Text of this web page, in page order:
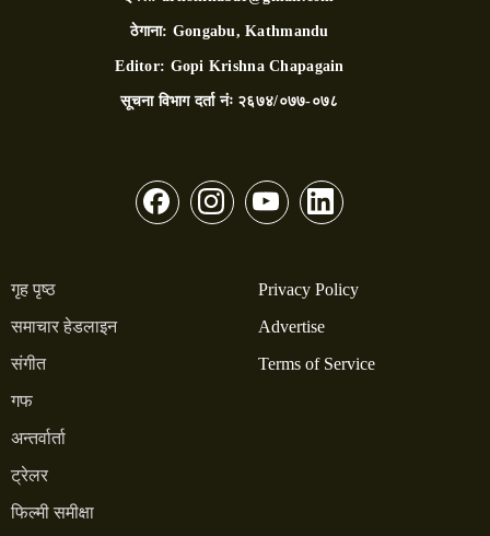
ठेगाना: Gongabu, Kathmandu
Editor: Gopi Krishna Chapagain
सूचना विभाग दर्ता नंः २६७४/०७७-०७८
गृह पृष्ठ
समाचार हेडलाइन
संगीत
गफ
अन्तर्वार्ता
ट्रेलर
फिल्मी समीक्षा
Privacy Policy
Advertise
Terms of Service